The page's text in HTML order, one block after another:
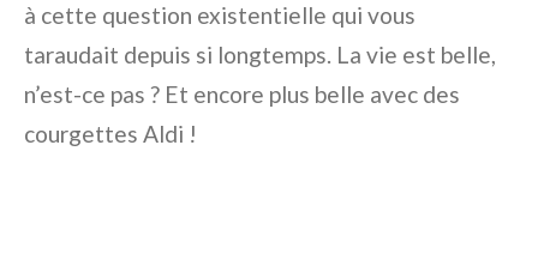
à cette question existentielle qui vous
taraudait depuis si longtemps. La vie est belle,
n’est-ce pas ? Et encore plus belle avec des
courgettes Aldi !